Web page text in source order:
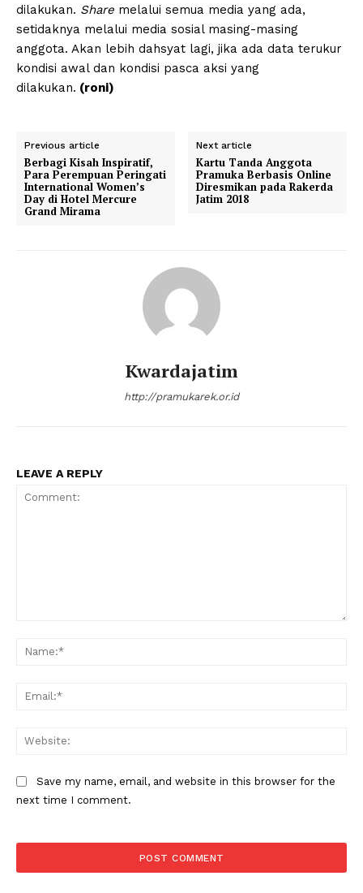
dilakukan. Share melalui semua media yang ada,
setidaknya melalui media sosial masing-masing
anggota. Akan lebih dahsyat lagi, jika ada data terukur
kondisi awal dan kondisi pasca aksi yang
dilakukan. (roni)
Previous article
Berbagi Kisah Inspiratif,
Para Perempuan Peringati
International Women’s
Day di Hotel Mercure
Grand Mirama
Next article
Kartu Tanda Anggota
Pramuka Berbasis Online
Diresmikan pada Rakerda
Jatim 2018
Kwardajatim
http://pramukarek.or.id
LEAVE A REPLY
Save my name, email, and website in this browser for the
next time I comment.